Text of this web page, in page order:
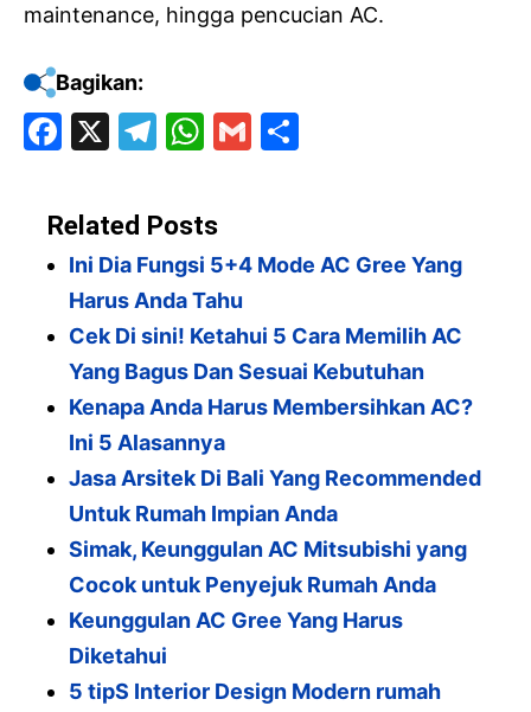
maintenance, hingga pencucian AC.
Bagikan:
F
c
e
b
o
o
k
X
T
e
gr
a
m
W
s
A
p
p
G
Related Posts
Ini Dia Fungsi 5+4 Mode AC Gree Yang
Harus Anda Tahu
Cek Di sini! Ketahui 5 Cara Memilih AC
Yang Bagus Dan Sesuai Kebutuhan
Kenapa Anda Harus Membersihkan AC?
Ini 5 Alasannya
Jasa Arsitek Di Bali Yang Recommended
Untuk Rumah Impian Anda
Simak, Keunggulan AC Mitsubishi yang
Cocok untuk Penyejuk Rumah Anda
Keunggulan AC Gree Yang Harus
Diketahui
5 tipS Interior Design Modern rumah